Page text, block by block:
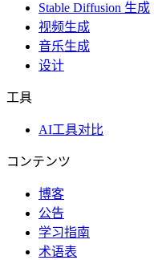
Stable Diffusion 生成
视频生成
音乐生成
设计
工具
AI工具对比
コンテンツ
博客
公告
学习指南
术语表